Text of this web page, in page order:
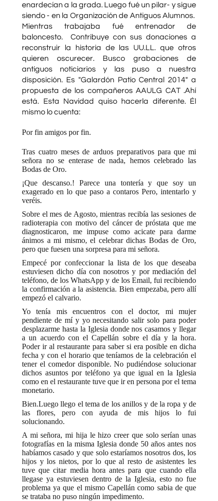
enardecían a la grada. Luego fué un pilar- y sigue
siendo - en la Organización de Antiguos Alumnos.
Mientras trabajaba fué entrenador de
baloncesto. Contribuye con sus donaciones a
reconstruir la historia de las UU.LL. que otros
quieren oscurecer. Busco grabaciones de
antiguos noticiarios y las puso a nuestra
disposición. Es "Galardón Patio Central 2014" a
propuesta de los compañeros AAULG CAT .Ahí
está. Esta Navidad quiso hacerla diferente. Él
mismo lo cuenta:
Por fin amigos por fin.
Tras cuatro meses de arduos preparativos para que mi
señora no se enterase de nada, hemos celebrado las
Bodas de Oro.
¡Que descanso.! Parece una tontería y que soy un
exagerado en lo que paso a contaros Pero, intentarlo y
veréis.
Sobre el mes de Agosto, mientras recibía las sesiones de
radioterapia con motivo del cáncer de próstata que me
diagnosticaron, me impuse como acicate para darme
ánimos a mi mismo, el celebrar dichas Bodas de Oro,
pero que fuesen una sorpresa para mi señora.
Empecé por confeccionar la lista de los que deseaba
estuviesen dicho día con nosotros y por mediación del
teléfono, de los WhatsApp y de los Email, fui recibiendo
la confirmación a la asistencia. Bien empezaba, pero allí
empezó el calvario.
Yo tenía mis encuentros con el doctor, mi mujer
pendiente de mí y yo necesitando salir solo para poder
desplazarme hasta la Iglesia donde nos casamos y llegar
a un acuerdo con el Capellán sobre el día y la hora.
Poder ir al restaurante para saber si era posible en dicha
fecha y con el horario que teníamos de la celebración el
tener el comedor disponible. No pudiéndose solucionar
dichos asuntos por teléfono ya que igual en la Iglesia
como en el restaurante tuve que ir en persona por el tema
monetario.
Bien.Luego llego el tema de los anillos y de la ropa y de
las flores, pero con ayuda de mis hijos lo fui
solucionando.
A mi señora, mi hija le hizo creer que solo serían unas
fotografías en la misma Iglesia donde 50 años antes nos
habíamos casado y que solo estaríamos nosotros dos, los
hijos y los nietos, por lo que al resto de asistentes les
tuve que citar media hora antes para que cuando ella
llegase ya estuviesen dentro de la Iglesia, esto no fue
problema ya que el mismo Capellán como sabia de que
se trataba no puso ningún impedimento.